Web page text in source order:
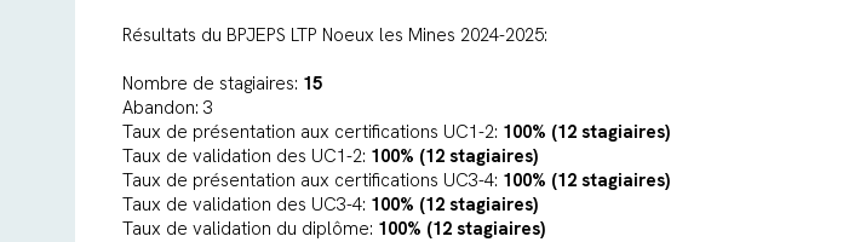
Résultats du BPJEPS LTP Noeux les Mines 2024-2025:
Nombre de stagiaires: 15
Abandon: 3
Taux de présentation aux certifications UC1-2: 100% (12 stagiaires)
Taux de validation des UC1-2: 100% (12 stagiaires)
Taux de présentation aux certifications UC3-4: 100% (12 stagiaires)
Taux de validation des UC3-4: 100% (12 stagiaires)
Taux de validation du diplôme: 100% (12 stagiaires)